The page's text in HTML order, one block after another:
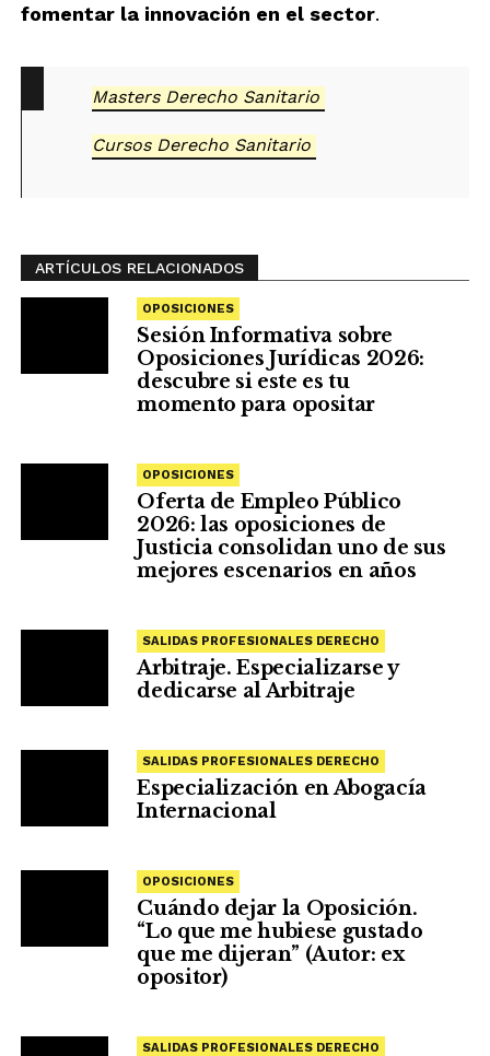
fomentar la innovación en el sector.
Masters Derecho Sanitario
Cursos Derecho Sanitario
ARTÍCULOS RELACIONADOS
OPOSICIONES
Sesión Informativa sobre
Oposiciones Jurídicas 2026:
descubre si este es tu
momento para opositar
OPOSICIONES
Oferta de Empleo Público
2026: las oposiciones de
Justicia consolidan uno de sus
mejores escenarios en años
SALIDAS PROFESIONALES DERECHO
Arbitraje. Especializarse y
dedicarse al Arbitraje
SALIDAS PROFESIONALES DERECHO
Especialización en Abogacía
Internacional
OPOSICIONES
Cuándo dejar la Oposición.
“Lo que me hubiese gustado
que me dijeran” (Autor: ex
opositor)
SALIDAS PROFESIONALES DERECHO